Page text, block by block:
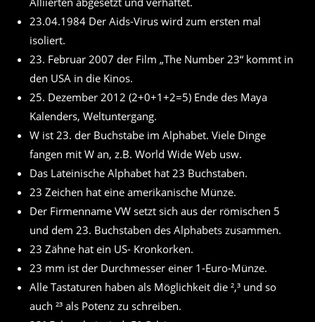
23.04.1984 Der Aids-Virus wird zum ersten mal
isoliert.
23. Februar 2007 der Film „The Number 23“ kommt in
den USA in die Kinos.
25. Dezember 2012 (2+0+1+2=5) Ende des Maya
Kalenders, Weltuntergang.
W ist 23. der Buchstabe im Alphabet. Viele Dinge
fangen mit W an, z.B. World Wide Web usw.
Das Lateinische Alphabet hat 23 Buchstaben.
23 Zeichen hat eine amerikanische Münze.
Der Firmenname VW setzt sich aus der römischen 5
und dem 23. Buchstaben des Alphabets zusammen.
23 Zähne hat ein US- Kronkorken.
23 mm ist der Durchmesser einer 1-Euro-Münze.
Alle Tastaturen haben als Möglichkeit die ²,³ und so
auch ²³ als Potenz zu schreiben.